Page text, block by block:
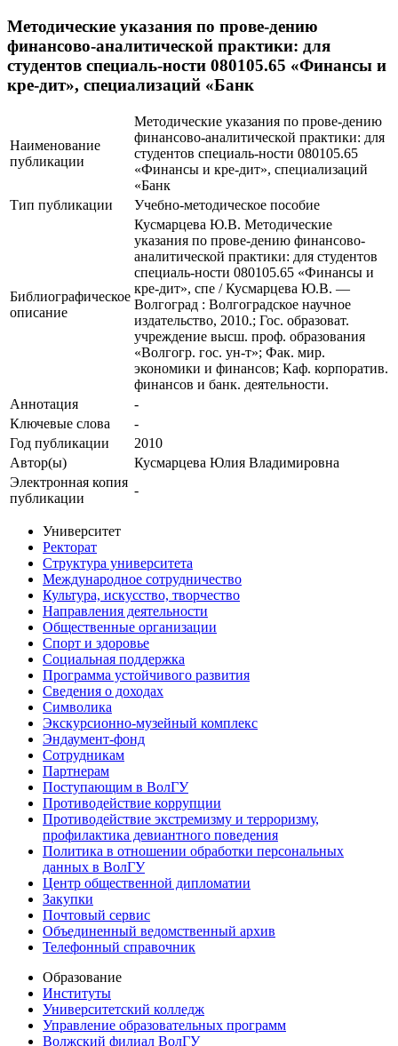
Методические указания по прове-дению
финансово-аналитической практики: для
студентов специаль-ности 080105.65 «Финансы и
кре-дит», специализаций «Банк
Наименование
публикации
Методические указания по прове-дению
финансово-аналитической практики: для
студентов специаль-ности 080105.65
«Финансы и кре-дит», специализаций
«Банк
Тип публикации
Учебно-методическое пособие
Библиографическое
описание
Кусмарцева Ю.В. Методические
указания по прове-дению финансово-
аналитической практики: для студентов
специаль-ности 080105.65 «Финансы и
кре-дит», спе / Кусмарцева Ю.В. —
Волгоград : Волгоградское научное
издательство, 2010.; Гос. образоват.
учреждение высш. проф. образования
«Волгогр. гос. ун-т»; Фак. мир.
экономики и финансов; Каф. корпоратив.
финансов и банк. деятельности.
Аннотация
-
Ключевые cлова
-
Год публикации
2010
Автор(ы)
Кусмарцева Юлия Владимировна
Электронная копия
публикации
-
Университет
Ректорат
Структура университета
Международное сотрудничество
Культура, искусство, творчество
Направления деятельности
Общественные организации
Спорт и здоровье
Социальная поддержка
Программа устойчивого развития
Сведения о доходах
Символика
Экскурсионно-музейный комплекс
Эндаумент-фонд
Сотрудникам
Партнерам
Поступающим в ВолГУ
Противодействие коррупции
Противодействие экстремизму и терроризму,
профилактика девиантного поведения
Политика в отношении обработки персональных
данных в ВолГУ
Центр общественной дипломатии
Закупки
Почтовый сервис
Объединенный ведомственный архив
Телефонный справочник
Образование
Институты
Университетский колледж
Управление образовательных программ
Волжский филиал ВолГУ